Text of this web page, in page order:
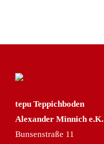
tepu Teppichboden
Alexander Minnich e.K.
Bunsenstraße 11